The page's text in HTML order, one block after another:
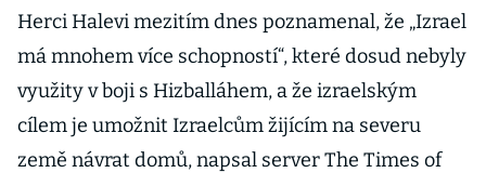
Herci Halevi mezitím dnes poznamenal, že „Izrael
má mnohem více schopností“, které dosud nebyly
využity v boji s Hizballáhem, a že izraelským
cílem je umožnit Izraelcům žijícím na severu
země návrat domů, napsal server The Times of